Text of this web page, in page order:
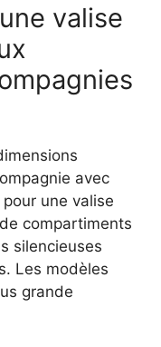
valise
avec
une valise
compartiments
silencieuses
Les modèles
grande